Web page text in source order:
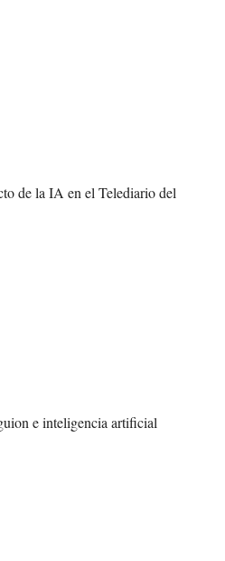
de la IA en el Telediario del
e inteligencia artificial